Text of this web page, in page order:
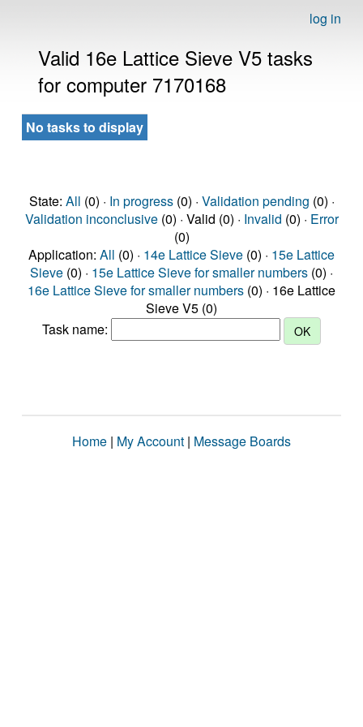
log in
Valid 16e Lattice Sieve V5 tasks
for computer 7170168
No tasks to display
State: All (0) · In progress(0) · Validation pending (0) ·
Validation inconclusive(0) · Valid (0) · Invalid (0) · Error
(0)
Application: All (0) · 14e Lattice Sieve (0) · 15e Lattice
Sieve (0) · 15e Lattice Sieve for smaller numbers (0) ·
16e Lattice Sieve for smaller numbers (0) · 16e Lattice
Sieve V5 (0)
Task name:
Home | My Account | Message Boards